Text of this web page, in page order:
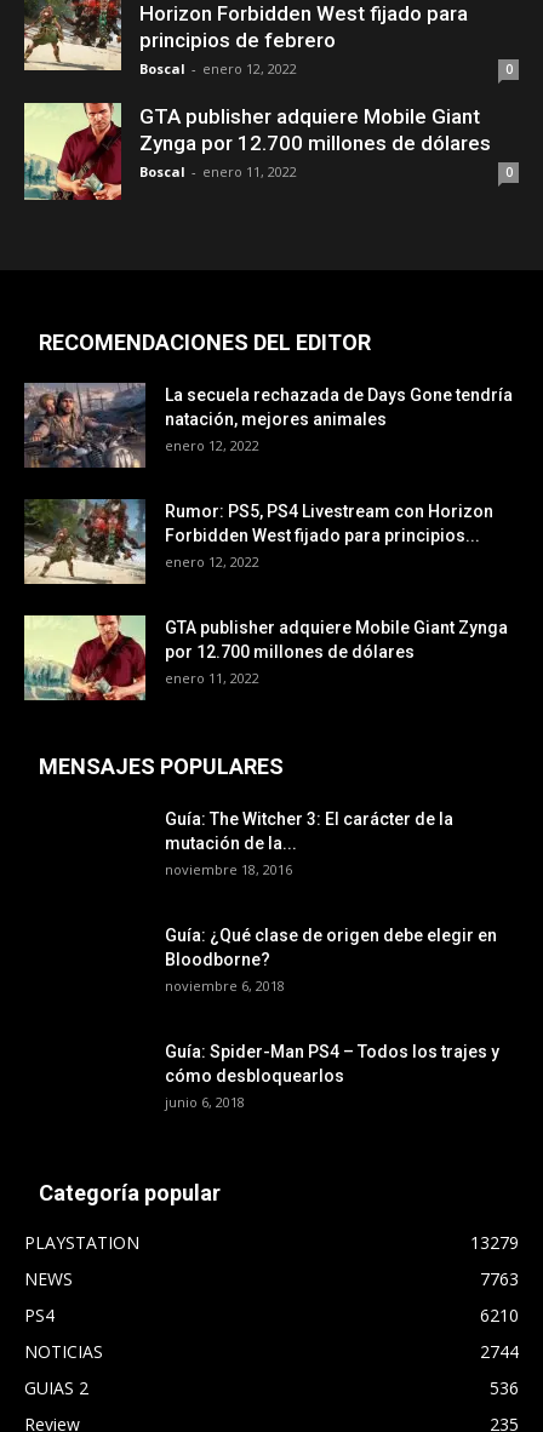
Horizon Forbidden West fijado para
principios de febrero
Boscal - enero 12, 2022 0
GTA publisher adquiere Mobile Giant
Zynga por 12.700 millones de dólares
Boscal - enero 11, 2022 0
RECOMENDACIONES DEL EDITOR
La secuela rechazada de Days Gone tendría
natación, mejores animales
enero 12, 2022
Rumor: PS5, PS4 Livestream con Horizon
Forbidden West fijado para principios...
enero 12, 2022
GTA publisher adquiere Mobile Giant Zynga
por 12.700 millones de dólares
enero 11, 2022
MENSAJES POPULARES
Guía: The Witcher 3: El carácter de la
mutación de la...
noviembre 18, 2016
Guía: ¿Qué clase de origen debe elegir en
Bloodborne?
noviembre 6, 2018
Guía: Spider-Man PS4 – Todos los trajes y
cómo desbloquearlos
junio 6, 2018
Categoría popular
PLAYSTATION
13279
NEWS
7763
PS4
6210
NOTICIAS
2744
GUIAS 2
536
Review
235